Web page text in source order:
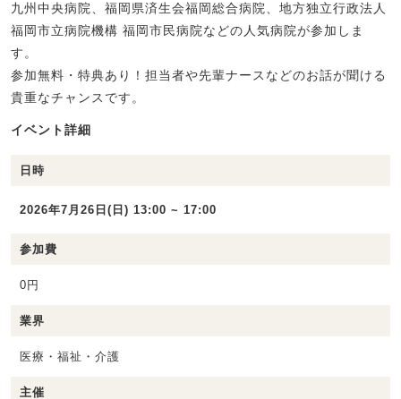
九州中央病院、福岡県済生会福岡総合病院、地方独立行政法人
福岡市立病院機構 福岡市民病院などの人気病院が参加しま
す。
参加無料・特典あり！担当者や先輩ナースなどのお話が聞ける
貴重なチャンスです。
イベント詳細
日時
2026年7月26日(日) 13:00 ~ 17:00
参加費
0円
業界
医療・福祉・介護
主催